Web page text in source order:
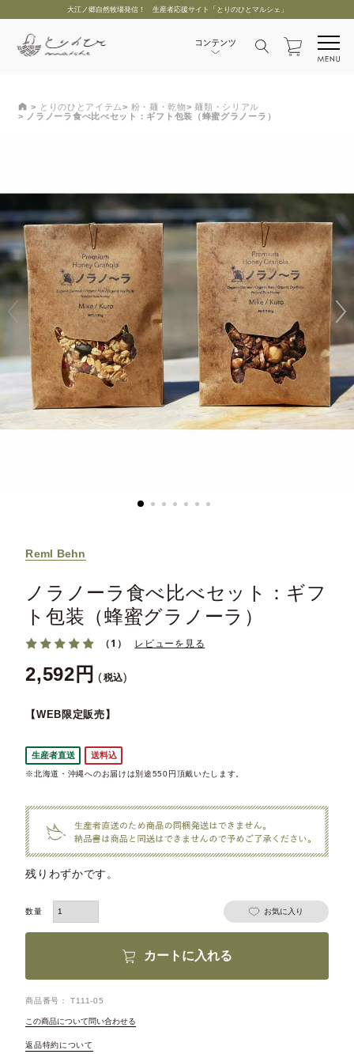
大江ノ郷自然牧場発信！ 生産者応援サイト「とりのひとマルシェ」
とりのひとアイテム 粉・麺・乾物
麺類・シリアル
ノラノーラ食べ比べセット：ギフト包装（蜂蜜グラノーラ）
Reml Behn
ノラノーラ食べ比べセット：ギフ
ト包装（蜂蜜グラノーラ）
（1） レビューを見る
2,592 税込
【WEB限定販売】
生産者直送 送料込
※北海道・沖縄へのお届けは別途550円頂戴いたします。
残りわずかです。
お気に入り
カートに入れる
商品番号 T111-05
この商品について問い合わせる
返品特約について